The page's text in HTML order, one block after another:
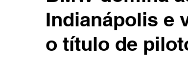
Indianápolis e
o título de